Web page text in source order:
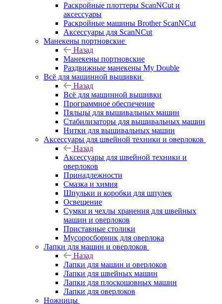
Раскройные плоттеры ScanNCut и
аксессуары
Раскройные машины Brother ScanNCut
Аксессуары для ScanNCut
Манекены портновские
Назад
Манекены портновские
Раздвижные манекены My Double
Всё для машинной вышивки
Назад
Всё для машинной вышивки
Программное обеспечение
Пяльцы для вышивальных машин
Стабилизаторы для вышивальных машин
Нитки для вышивальных машин
Аксессуары для швейной техники и оверлоков
Назад
Аксессуары для швейной техники и
оверлоков
Принадлежности
Смазка и химия
Шпульки и коробки для шпулек
Освещение
Сумки и чехлы хранения для швейных
машин и оверлоков
Приставные столики
Мусоросборник для оверлока
Лапки для машин и оверлоков
Назад
Лапки для машин и оверлоков
Лапки для швейных машин
Лапки для плоскошовных машин
Лапки для оверлоков
Ножницы